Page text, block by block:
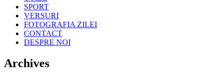
SPORT
VERSURI
FOTOGRAFIA ZILEI
CONTACT
DESPRE NOI
Archives